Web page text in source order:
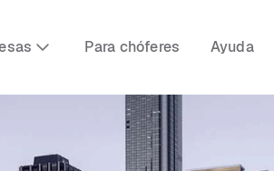
Para chóferes Ayuda